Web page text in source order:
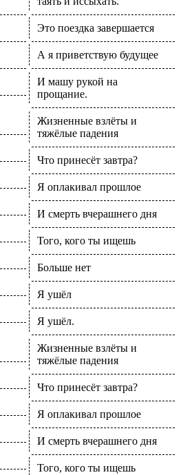
Это поездка завершается
А я приветствую будущее
И машу рукой на
прощание.
Жизненные взлёты и
тяжёлые падения
Что принесёт завтра?
Я оплакивал прошлое
И смерть вчерашнего дня
Того, кого ты ищешь
Больше нет
Я ушёл
Я ушёл.
Жизненные взлёты и
тяжёлые падения
Что принесёт завтра?
Я оплакивал прошлое
И смерть вчерашнего дня
Того, кого ты ищешь